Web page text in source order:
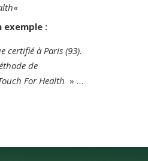
«
exemple :
certifié à Paris (93).
de
For Health » …